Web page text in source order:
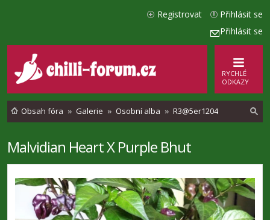
Přihlásit se
Přihlásit se
Registrovat
RYCHLÉ
ODKAZY
Obsah fóra Galerie Osobní alba R3@5er1204
e
Malvidian Heart X Purple Bhut